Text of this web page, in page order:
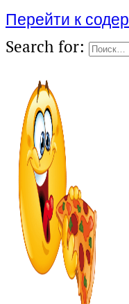
Перейти к
Search for: